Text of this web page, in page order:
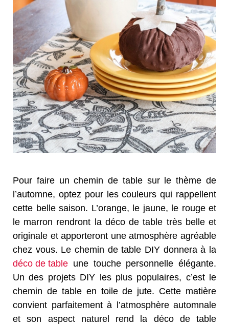
Pour faire un chemin de table sur le thème de
l’automne, optez pour les couleurs qui rappellent
cette belle saison. L’orange, le jaune, le rouge et
le marron rendront la déco de table très belle et
originale et apporteront une atmosphère agréable
chez vous. Le chemin de table DIY donnera à la
déco de table une touche personnelle élégante.
Un des projets DIY les plus populaires, c’est le
chemin de table en toile de jute. Cette matière
convient parfaitement à l’atmosphère automnale
et son aspect naturel rend la déco de table